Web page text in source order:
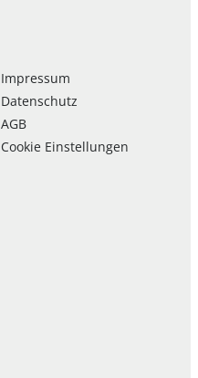
Impressum
Datenschutz
AGB
Cookie Einstellungen